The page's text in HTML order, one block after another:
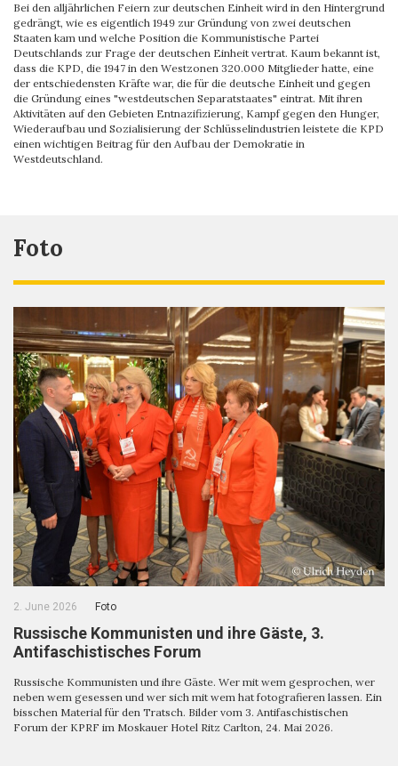
Bei den alljährlichen Feiern zur deutschen Einheit wird in den Hintergrund
gedrängt, wie es eigentlich 1949 zur Gründung von zwei deutschen
Staaten kam und welche Position die Kommunistische Partei
Deutschlands zur Frage der deutschen Einheit vertrat. Kaum bekannt ist,
dass die KPD, die 1947 in den Westzonen 320.000 Mitglieder hatte, eine
der entschiedensten Kräfte war, die für die deutsche Einheit und gegen
die Gründung eines "westdeutschen Separatstaates" eintrat. Mit ihren
Aktivitäten auf den Gebieten Entnazifizierung, Kampf gegen den Hunger,
Wiederaufbau und Sozialisierung der Schlüsselindustrien leistete die KPD
einen wichtigen Beitrag für den Aufbau der Demokratie in
Westdeutschland.
Foto
2. June 2026 Foto
Russische Kommunisten und ihre Gäste, 3.
Antifaschistisches Forum
Russische Kommunisten und ihre Gäste. Wer mit wem gesprochen, wer
neben wem gesessen und wer sich mit wem hat fotografieren lassen. Ein
bisschen Material für den Tratsch. Bilder vom 3. Antifaschistischen
Forum der KPRF im Moskauer Hotel Ritz Carlton, 24. Mai 2026.